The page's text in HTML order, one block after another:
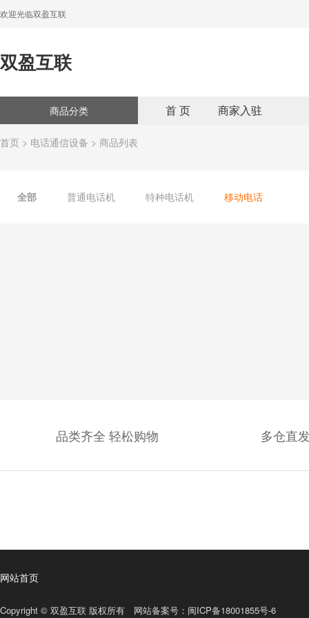
欢迎光临双盈互联
双盈互联
商品分类 首 页 商家入驻
首页 > 电话通信设备 > 商品列表
全部 普通电话机 特种电话机 移动电话
品类齐全 轻松购物 多仓直
网站首页
Copyright © 双盈互联 版权所有 网站备案号： 闽ICP备18001855号-6